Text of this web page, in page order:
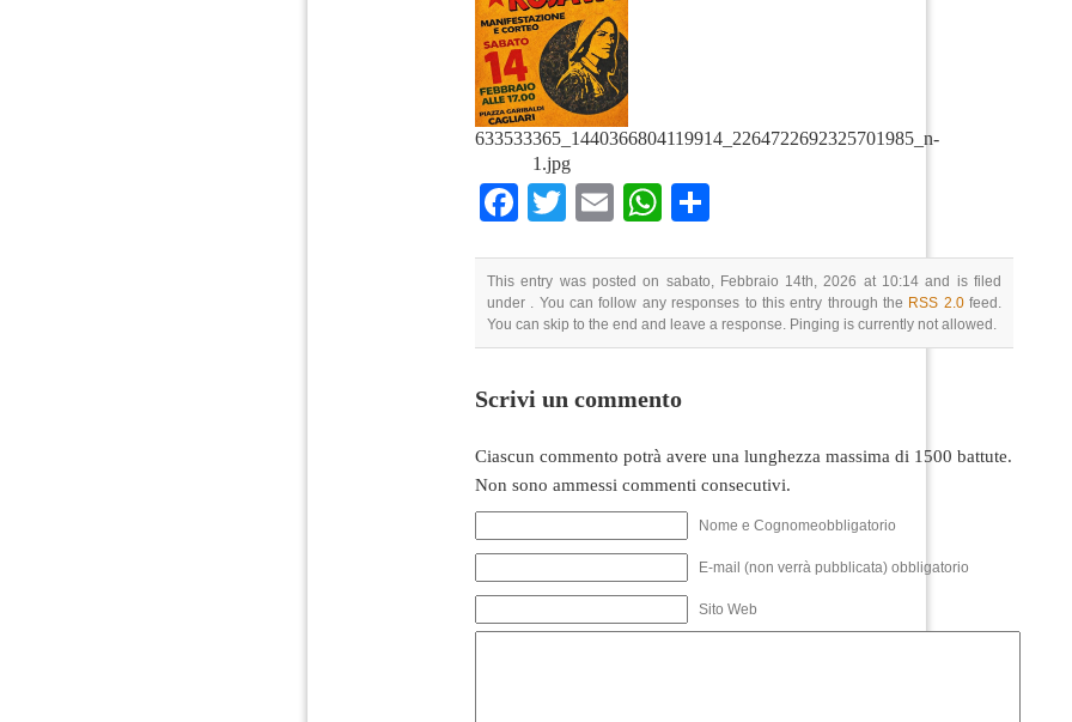
633533365_1440366804119914_2264722692325701985_n-
1.jpg
Facebook
TwitterEmailWhatsApp
This entry was posted on sabato, Febbraio 14th, 2026 at 10:14 and is filed
under . You can follow any responses to this entry through the RSS 2.0feed.
You can skip to the end and leave a response. Pinging is currently not allowed.
Scrivi un commento
Ciascun commento potrà avere una lunghezza massima di 1500 battute.
Non sono ammessi commenti consecutivi.
Nome e Cognomeobbligatorio
E-mail (non verrà pubblicata) obbligatorio
Sito Web